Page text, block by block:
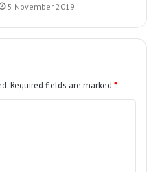
5 November 2019
Required fields are marked *